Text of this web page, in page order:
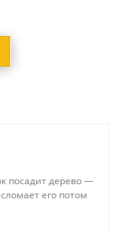
посадит дерево —
его потом